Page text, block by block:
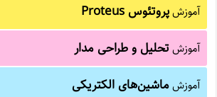
آموزشپروتئوس Proteus
آموزشتحلیل و طراحی مدار
آموزشماشین‌های الکتریکی